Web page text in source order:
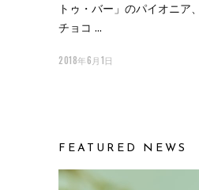
トゥ・バー」のパイオニア
チョコ
2018年6月1日
FEATURED NEWS